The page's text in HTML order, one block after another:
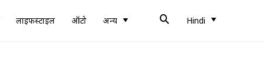
लाइफस्टाइल ऑटो अन्य Hindi